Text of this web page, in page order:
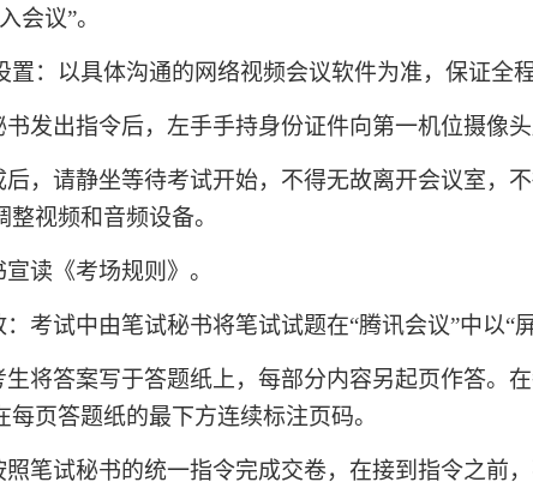
会议”。
置：以具体沟通的网络视频会议软件为准，保证全
书发出指令后，左手手持身份证件向第一机位摄像
后，请静坐等待考试开始，不得无故离开会议室，
整视频和音频设备。
读《考场规则》。
考试中由笔试秘书将笔试试题在“腾讯会议”中以“
生将答案写于答题纸上，每部分内容另起页作答。
每页答题纸的最下方连续标注页码。
照笔试秘书的统一指令完成交卷，在接到指令之前